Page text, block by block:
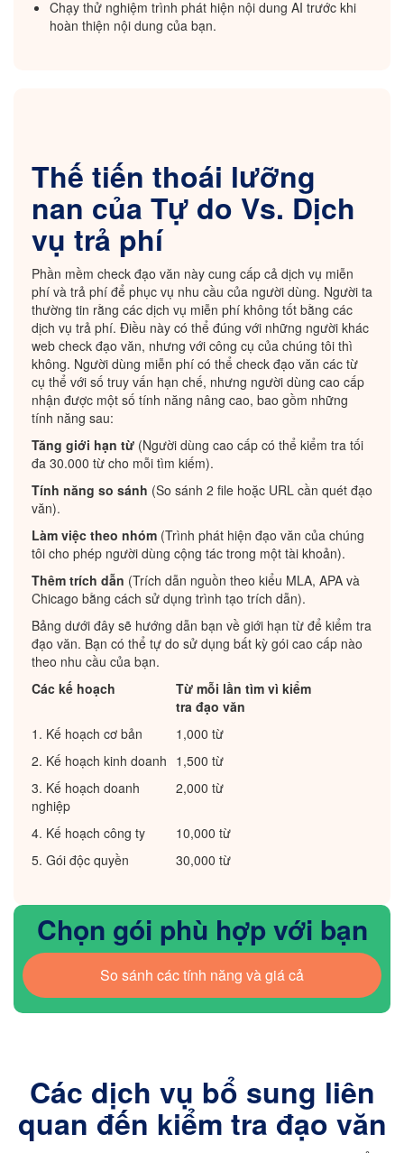
Chạy thử nghiệm trình phát hiện nội dung AI trước khi
hoàn thiện nội dung của bạn.
Thế tiến thoái lưỡng
nan của Tự do Vs. Dịch
vụ trả phí
Phần mềm check đạo văn này cung cấp cả dịch vụ miễn
phí và trả phí để phục vụ nhu cầu của người dùng. Người ta
thường tin rằng các dịch vụ miễn phí không tốt bằng các
dịch vụ trả phí. Điều này có thể đúng với những người khác
web check đạo văn, nhưng với công cụ của chúng tôi thì
không. Người dùng miễn phí có thể check đạo văn các từ
cụ thể với số truy vấn hạn chế, nhưng người dùng cao cấp
nhận được một số tính năng nâng cao, bao gồm những
tính năng sau:
Tăng giới hạn từ (Người dùng cao cấp có thể kiểm tra tối
đa 30.000 từ cho mỗi tìm kiếm).
Tính năng so sánh (So sánh 2 file hoặc URL cần quét đạo
văn).
Làm việc theo nhóm (Trình phát hiện đạo văn của chúng
tôi cho phép người dùng cộng tác trong một tài khoản).
Thêm trích dẫn (Trích dẫn nguồn theo kiểu MLA, APA và
Chicago bằng cách sử dụng trình tạo trích dẫn).
Bảng dưới đây sẽ hướng dẫn bạn về giới hạn từ để kiểm tra
đạo văn. Bạn có thể tự do sử dụng bất kỳ gói cao cấp nào
theo nhu cầu của bạn.
Các kế hoạch
Từ mỗi lần tìm vì kiểm
tra đạo văn
1. Kế hoạch cơ bản
1,000 từ
2. Kế hoạch kinh doanh 1,500 từ
3. Kế hoạch doanh
nghiệp
2,000 từ
4. Kế hoạch công ty
10,000 từ
5. Gói độc quyền
30,000 từ
Chọn gói phù hợp với bạn
So sánh các tính năng và giá cả
Các dịch vụ bổ sung liên
quan đến kiểm tra đạo văn